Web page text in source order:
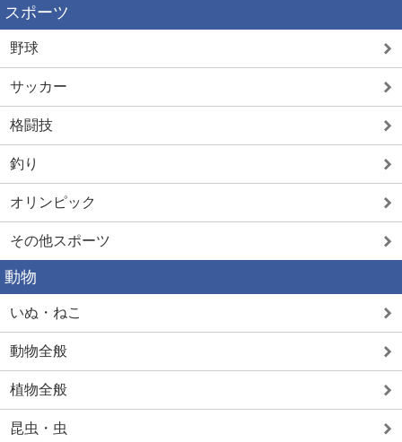
スポーツ
野球
サッカー
格闘技
釣り
オリンピック
その他スポーツ
動物
いぬ・ねこ
動物全般
植物全般
昆虫・虫